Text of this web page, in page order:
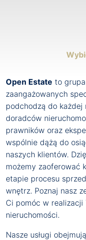
Open Estate to
zaangażowanych
podchodzą do każdej
doradców
prawników oraz
wspólnie dążą do
naszych klientów.
możemy zaoferować
etapie procesu
wnętrz. Poznaj nasz
Ci pomóc w realizacji
nieruchomości.
Nasze usługi